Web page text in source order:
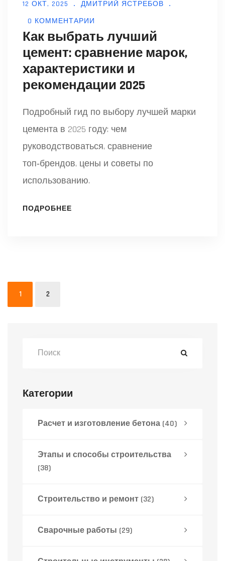
12 ОКТ, 2025
ДМИТРИЙ ЯСТРЕБОВ
0 КОММЕНТАРИИ
Как выбрать лучший
цемент: сравнение марок,
характеристики и
рекомендации 2025
Подробный гид по выбору лучшей марки
цемента в 2025 году: чем
руководствоваться, сравнение
топ‑брендов, цены и советы по
использованию.
ПОДРОБНЕЕ
1 2
Категории
Расчет и изготовление бетона (40)
Этапы и способы строительства
(38)
Строительство и ремонт (32)
Сварочные работы (29)